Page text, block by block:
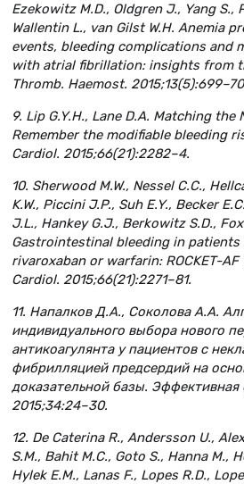
Ezekowitz M.D., Oldgren J., Yang S.,
Wallentin L., van Gilst W.H. Anemia
events, bleeding complications and
with atrial fibrillation: insights from
Thromb. Haemost.
9. Lip G.Y.H., Lane D.A. Matching
Remember the modifiable bleeding
Cardiol. 2015;66(21):2282–4.
10. Sherwood M.W., Nessel C.C.,
K.W., Piccini J.P., Suh E.Y., Becker
J.L., Hankey G.J., Berkowitz S.D.,
Gastrointestinal bleeding in
rivaroxaban or warfarin: ROCKET-
Cardiol. 2015;66(21):2271–81.
11. Напалков Д.А., Соколова А.А.
индивидуального выбора нового
антикоагулянта у пациентов с
фибрилляцией предсердий на
доказательной базы. Эффективная
2015;34:24–30.
12. De Caterina R., Andersson U.,
S.M., Bahit M.C., Goto S., Hanna M.,
Hylek E.M., Lanas F., Lopes R.D.,